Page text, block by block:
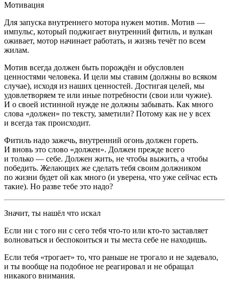
Мотивация
Для запуска внутреннего мотора нужен мотив. Мотив —
импульс, который поджигает внутренний фитиль, и вулкан
оживает, мотор начинает работать, и жизнь течёт по всем
жилам.
Мотив всегда должен быть порождён и обусловлен
ценностями человека. И цели мы ставим (должны во всяком
случае), исходя из наших ценностей. Достигая целей, мы
удовлетворяем те или иные потребности (свои или чужие).
И о своей истинной нужде не должны забывать. Как много
слова «должен» по тексту, заметили? Потому как не у всех
и всегда так происходит.
Фитиль надо зажечь, внутренний огонь должен гореть.
И вновь это слово «должен». Должен прежде всего
и только — себе. Должен жить, не чтобы выжить, а чтобы
победить. Желающих же сделать тебя своим должником
по жизни будет ой как много (и уверена, что уже сейчас есть
такие). Но разве тебе это надо?
Значит, ты нашёл что искал
Если ни с того ни с сего тебя что-то или кто-то заставляет
волноваться и беспокоиться и ты места себе не находишь.
Если тебя «трогает» то, что раньше не трогало и не задевало,
и ты вообще на подобное не реагировал и не обращал
никакого внимания.